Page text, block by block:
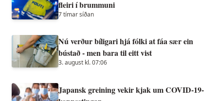
fleiri í brummuni
7 tímar síðan
Nú verður bíligari hjá fólki at fáa sær ein
bústað - men bara til eitt vist
3. august kl. 07:06
Japansk greining vekir kjak um COVID-19-